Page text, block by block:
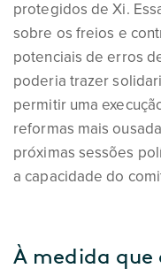
protegidos de Xi.
sobre os freios e
potenciais de erros
poderia trazer
permitir uma
reformas mais
próximas sessões
a capacidade do
À medida